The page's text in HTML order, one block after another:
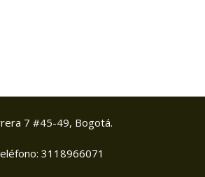
7 #45-49, Bogotá.
3118966071